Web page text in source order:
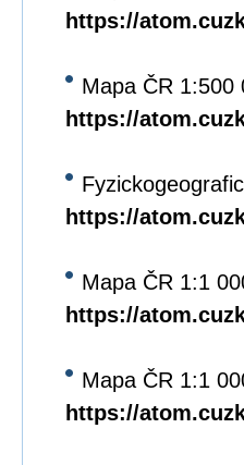
https://
Mapa ČR 1:500
https://
https://
Mapa ČR 1:1
https://
Mapa ČR 1:1
https://